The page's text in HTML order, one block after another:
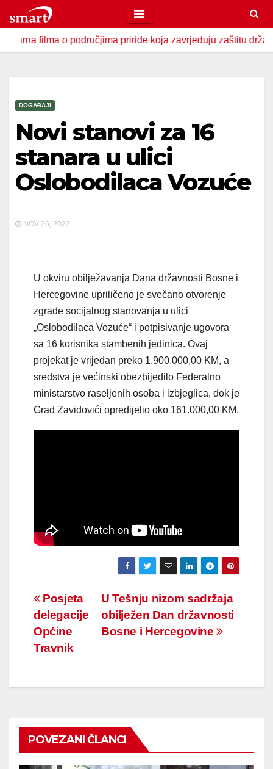
to
contento područjima priride koja zavrjeđuju zaštitu države
DOGAĐAJI
Novi stanovi za 16
stanara u ulici
Oslobodilaca Vozuće
NOV 26, 2022
U okviru obilježavanja Dana državnosti Bosne i
Hercegovine upriličeno je svečano otvorenje
zgrade socijalnog stanovanja u ulici
„Oslobodilaca Vozuće“ i potpisivanje ugovora
sa 16 korisnika stambenih jedinica. Ovaj
projekat je vrijedan preko 1.900.000,00 KM, a
sredstva je većinski obezbijedilo Federalno
ministarstvo raseljenih osoba i izbjeglica, dok je
Grad Zavidovići opredijelio oko 161.000,00 KM.
Navigacija
članaka
U Tešnju nizom sadržaja
obilježen Dan državnosti
Bosne i Hercegovine
Posjeta
delegacije
Općine
Travnik
POVEZANI ČLANCI